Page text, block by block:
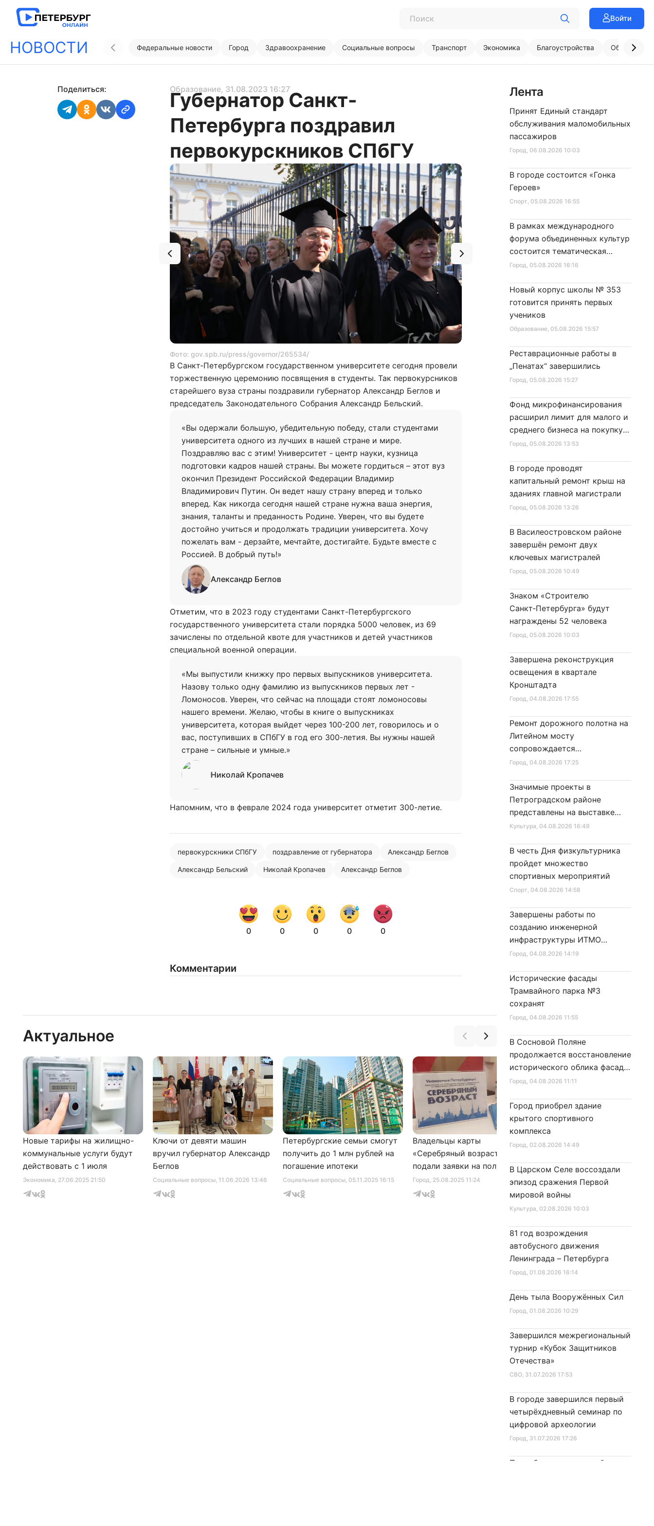
Войти
НОВОСТИ Федеральные новости Город Здравоохранение Социальные вопросы Транспорт Экономика Благоустройства
Поделиться: Образование, 31.08.2023 16:27
Губернатор Санкт-
Петербурга поздравил
первокурскников СПбГУ
Фото: gov.spb.ru/press/governor/265534/ Фото: gov.spb.ru/press/governor/265534/
В Санкт‑Петербургском государственном университете сегодня провели
торжественную церемонию посвящения в студенты. Так первокурсников
старейшего вуза страны поздравили губернатор Александр Беглов и
председатель Законодательного Собрания Александр Бельский.
«Вы одержали большую, убедительную победу, стали студентами
университета одного из лучших в нашей стране и мире.
Поздравляю вас с этим! Университет - центр науки, кузница
подготовки кадров нашей страны. Вы можете гордиться – этот вуз
окончил Президент Российской Федерации Владимир
Владимирович Путин. Он ведет нашу страну вперед и только
вперед. Как никогда сегодня нашей стране нужна ваша энергия,
знания, таланты и преданность Родине. Уверен, что вы будете
достойно учиться и продолжать традиции университета. Хочу
пожелать вам - дерзайте, мечтайте, достигайте. Будьте вместе с
Россией. В добрый путь!»
Александр Беглов
Отметим, что в 2023 году студентами Санкт-Петербургского
государственного университета стали порядка 5000 человек, из 69
зачислены по отдельной квоте для участников и детей участников
специальной военной операции.
«Мы выпустили книжку про первых выпускников университета.
Назову только одну фамилию из выпускников первых лет -
Ломоносов. Уверен, что сейчас на площади стоят ломоносовы
нашего времени. Желаю, чтобы в книге о выпускниках
университета, которая выйдет через 100-200 лет, говорилось и о
вас, поступивших в СПбГУ в год его 300-летия. Вы нужны нашей
стране – сильные и умные.»
Николай Кропачев
Напомним, что в феврале 2024 года университет отметит 300-летие.
первокурскники СПбГУ поздравление от губернатора Александр Беглoв
Александр Бельский Николай Кропачев Александр Беглов
0 0 0 0 0
Комментарии
Актуальное
Экономика, 27.06.2025 21:50
Новые тарифы на жилищно-
коммунальные услуги будут
действовать с 1 июля
Социальные вопросы, 11.06.2026 13:46
Ключи от девяти машин
вручил губернатор Александр
Беглов
Социальные вопросы, 05.11.2025 16:15
Петербургские семьи смогут
получить до 1 млн рублей на
погашение ипотеки
Город, 25.08.2025 11:24
Владельцы карты
«Серебряный возраст»
подали заявки на получение
сертификата для посещения
музеев
Город, 10.01.2026 16:46
Александр Беглов подписал
в Закон Санкт‑Петербурга
«Социальный кодекс
Санкт‑Петербурга»
Лента
Город, 06.08.2026 10:03
Принят Единый стандарт
обслуживания маломобильных
пассажиров
Спорт, 05.08.2026 16:55
В городе состоится «Гонка
Героев»
Город, 05.08.2026 16:16
В рамках международного
форума объединенных культур
состоится тематическая
секция
Образование, 05.08.2026 15:57
Новый корпус школы № 353
готовится принять первых
учеников
Город, 05.08.2026 15:27
Реставрационные работы в
„Пенатах“ завершились
Город, 05.08.2026 13:53
Фонд микрофинансирования
расширил лимит для малого и
среднего бизнеса на покупку
специальной техники
Город, 05.08.2026 13:26
В городе проводят
капитальный ремонт крыш на
зданиях главной магистрали
Город, 05.08.2026 10:49
В Василеостровском районе
завершён ремонт двух
ключевых магистралей
Город, 05.08.2026 10:03
Знаком «Строителю
Санкт‑Петербурга» будут
награждены 52 человека
Город, 04.08.2026 17:55
Завершена реконструкция
освещения в квартале
Кронштадта
Город, 04.08.2026 17:25
Ремонт дорожного полотна на
Литейном мосту
сопровождается
реставрационными работами
Культура, 04.08.2026 16:49
Значимые проекты в
Петроградском районе
представлены на выставке
достижений
Спорт, 04.08.2026 14:58
В честь Дня физкультурника
пройдет множество
спортивных мероприятий
Город, 04.08.2026 14:19
Завершены работы по
созданию инженерной
инфраструктуры ИТМО
Хайпарк
Город, 04.08.2026 11:55
Исторические фасады
Трамвайного парка №3
сохранят
Город, 04.08.2026 11:11
В Сосновой Поляне
продолжается восстановление
исторического облика фасада
дома № 21
Город, 02.08.2026 14:49
Город приобрел здание
крытого спортивного
комплекса
Культура, 02.08.2026 10:03
В Царском Селе воссоздали
эпизод сражения Первой
мировой войны
Город, 01.08.2026 16:14
81 год возрождения
автобусного движения
Ленинграда – Петербурга
Город, 01.08.2026 10:29
День тыла Вооружённых Сил
СВО, 31.07.2026 17:53
Завершился межрегиональный
турнир «Кубок Защитников
Отечества»
Город, 31.07.2026 17:26
В городе завершился первый
четырёхдневный семинар по
цифровой археологии
Петербург станет новой
соглашаетесь сполитикой конфиденциальности